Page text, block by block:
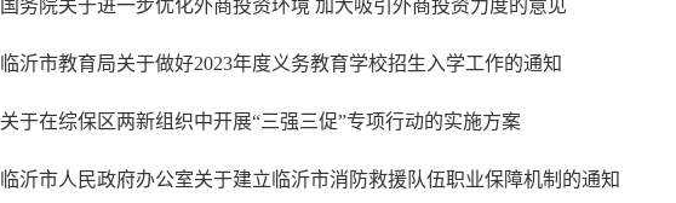
国务院关于进一步优化外商投资环境 加大吸引外商投资力度的意见
临沂市教育局关于做好2023年度义务教育学校招生入学工作的通知
关于在综保区两新组织中开展“三强三促”专项行动的实施方案
临沂市人民政府办公室关于建立临沂市消防救援队伍职业保障机制的通知